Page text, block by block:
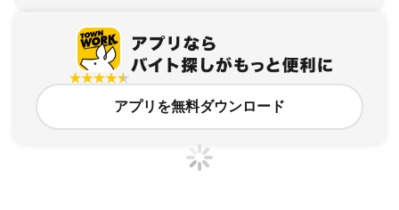
アプリを無料ダウンロード